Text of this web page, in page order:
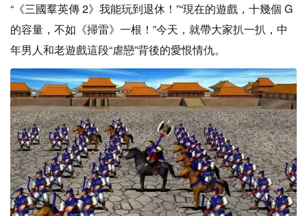
“《三國羣英傳 2》我能玩到退休！”“現在的遊戲，十幾個 G
的容量，不如《掃雷》一根！”今天，就帶大家扒一扒，中
年男人和老遊戲這段“虐戀”背後的愛恨情仇。